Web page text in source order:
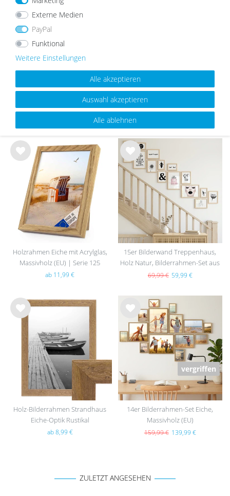
10x Passepartout Schwarz
UNSERE TOPSELLER
Wu
Holzrahmen Eiche mit Acrylglas,
Massivholz (EU) | Serie 125
ab 11,99 €
Wu
nsc
hlist
15er Bilderwand Treppenhaus,
Holz Natur, Bilderrahmen-Set aus
MDF
69,99 € 59,99 €
Wu
nsc
hlist
Holz-Bilderrahmen Strandhaus
Eiche-Optik Rustikal
ab 8,99 €
hlist
vergriffen
14er Bilderrahmen-Set Eiche,
Massivholz (EU)
159,99 € 139,99 €
ZULETZT ANGESEHEN
Externe Medien
PayPal
Funktional
Weitere Einstellungen
Alle akzeptieren
Auswahl akzeptieren
Alle ablehnen